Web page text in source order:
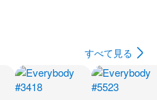
すべて見る